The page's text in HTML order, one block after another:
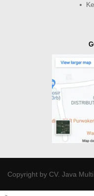
Copyright by CV. Java